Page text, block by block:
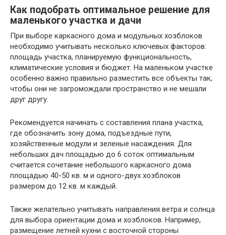
Как подобрать оптимальное решение для
маленького участка и дачи
При выборе каркасного дома и модульных хозблоков
необходимо учитывать несколько ключевых факторов:
площадь участка, планируемую функциональность,
климатические условия и бюджет. На маленьком участке
особенно важно правильно разместить все объекты так,
чтобы они не загромождали пространство и не мешали
друг другу.
Рекомендуется начинать с составления плана участка,
где обозначить зону дома, подъездные пути,
хозяйственные модули и зеленые насаждения. Для
небольших дач площадью до 6 соток оптимальным
считается сочетание небольшого каркасного дома
площадью 40-50 кв. м и одного-двух хозблоков
размером до 12 кв. м каждый.
Также желательно учитывать направления ветра и солнца
для выбора ориентации дома и хозблоков. Например,
размещение летней кухни с восточной стороны